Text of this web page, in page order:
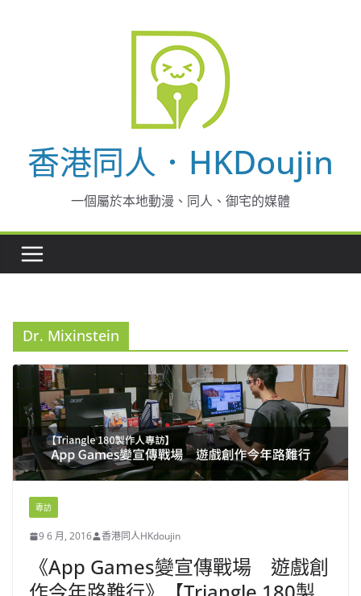
香港同人．HKDoujin
一個屬於本地動漫、同人、御宅的媒體
Dr. Mixinstein
專訪
9 6 月, 2016 香港同人HKdoujin
《App Games變宣傳戰場 遊戲創